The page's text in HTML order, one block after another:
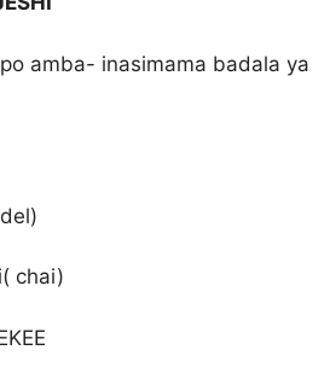
amba- inasimama badala ya
chai)